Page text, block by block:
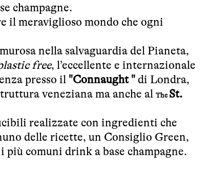
champagne.
il meraviglioso mondo che ogni
nella salvaguardia del Pianeta,
free, l’eccellente e internazionale
presso il "Connaught " di Londra,
veneziana ma anche al The St.
realizzate con ingredienti che
delle ricette, un Consiglio Green,
comuni drink a base champagne.